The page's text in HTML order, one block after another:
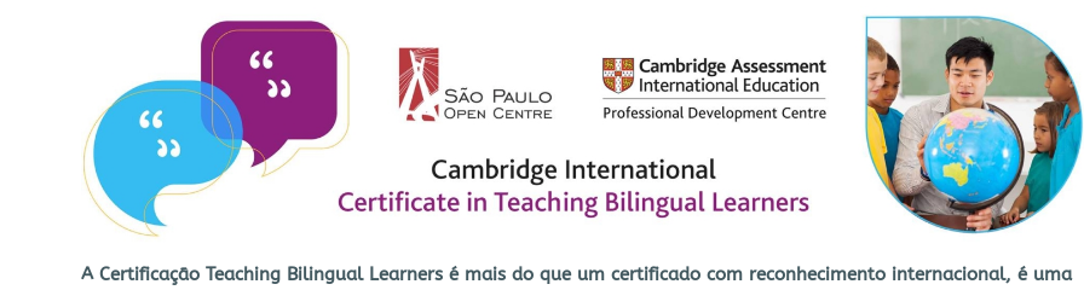
A Certificação Teaching Bilingual Learners é mais do que um certificado com reconhecimento internacional, é uma